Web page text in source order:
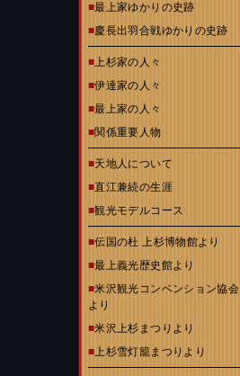
■最上家ゆかりの史跡
■慶長出羽合戦ゆかりの史跡
■上杉家の人々
■伊達家の人々
■最上家の人々
■関係重要人物
■天地人について
■直江兼続の生涯
■観光モデルコース
■伝国の杜 上杉博物館より
■最上義光歴史館より
■米沢観光コンベンション協会
より
■米沢上杉まつりより
■上杉雪灯籠まつりより